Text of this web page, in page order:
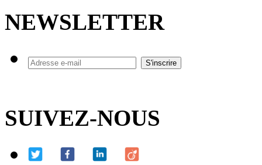
NEWSLETTER
SUIVEZ-NOUS